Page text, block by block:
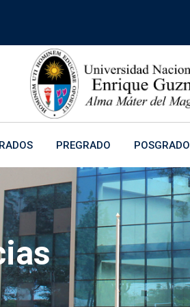
PREGRADO POSGRADO